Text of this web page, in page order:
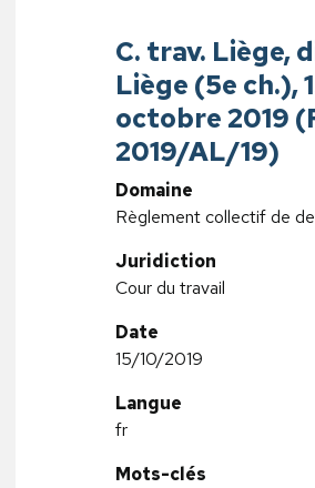
C. trav. Liège,
Liège (5e ch.),
octobre 2019
2019/AL/19)
Domaine
Règlement collectif de
Juridiction
Cour du travail
Date
15/10/2019
Langue
fr
Mots-clés